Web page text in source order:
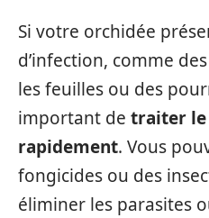
Si votre orchidée
d’infection, comme
les feuilles ou des
important de traiter
rapidement. Vous
fongicides ou des
éliminer les parasites